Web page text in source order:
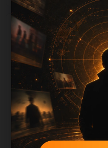
栏目内容归集
tion 长度检查。栏目内容
展，每篇保留相关问题、
减少用户反复返回搜索页
设内容，主要用于补齐栏
后续专题聚合提供可点击
图、标题过短、描述为空
SEO 检查清单自动修正。